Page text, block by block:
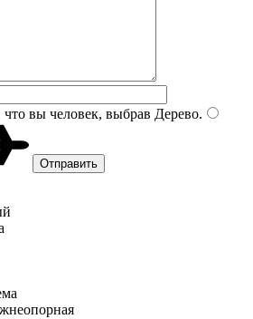
вы человек, выбрав Дерево.